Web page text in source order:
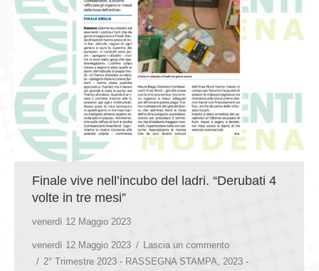
Finale vive nell’incubo del ladri. “Derubati 4
volte in tre mesi”
venerdì 12 Maggio 2023
venerdì 12 Maggio 2023
Lascia un commento
2° Trimestre 2023 - RASSEGNA STAMPA
2023 -